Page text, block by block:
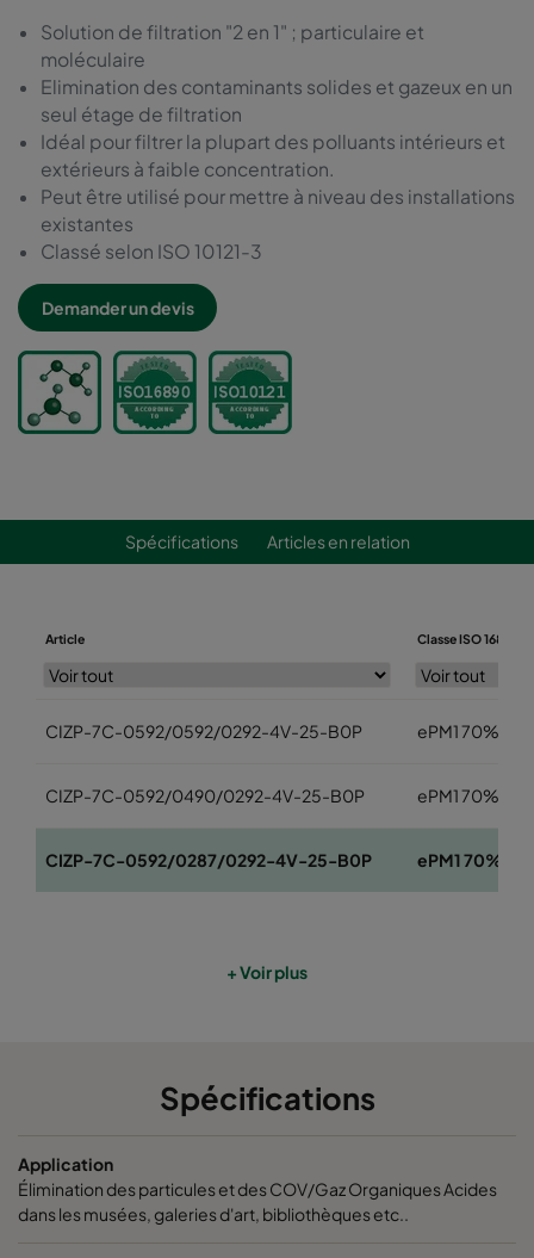
Solution de filtration "2 en 1" ; particulaire et
moléculaire
Elimination des contaminants solides et gazeux en un
seul étage de filtration
Idéal pour filtrer la plupart des polluants intérieurs et
extérieurs à faible concentration.
Peut être utilisé pour mettre à niveau des installations
existantes
Classé selon ISO 10121-3
Demander un devis
Spécifications Articles en relation
Article Classe ISO 16890
CIZP-7C-0592/0592/0292-4V-25-B0P ePM1 70%
CIZP-7C-0592/0490/0292-4V-25-B0P ePM1 70%
CIZP-7C-0592/0287/0292-4V-25-B0P ePM1 70%
+ Voir plus
Spécifications
Application
Élimination des particules et des COV/Gaz Organiques Acides
dans les musées, galeries d'art, bibliothèques etc..